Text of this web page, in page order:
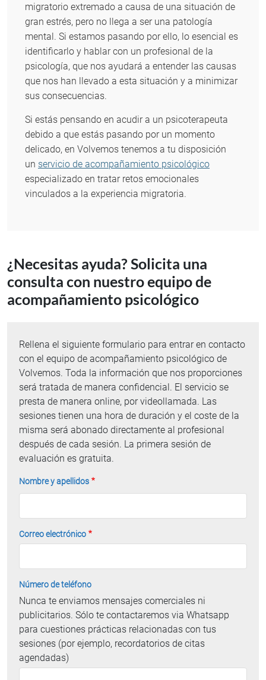
migratorio extremado a causa de una situación de
gran estrés, pero no llega a ser una patología
mental. Si estamos pasando por ello, lo esencial es
identificarlo y hablar con un profesional de la
psicología, que nos ayudará a entender las causas
que nos han llevado a esta situación y a minimizar
sus consecuencias.
Si estás pensando en acudir a un psicoterapeuta
debido a que estás pasando por un momento
delicado, en Volvemos tenemos a tu disposición
un servicio de acompañamiento psicológico
especializado en tratar retos emocionales
vinculados a la experiencia migratoria.
¿Necesitas ayuda? Solicita una
consulta con nuestro equipo de
acompañamiento psicológico
Rellena el siguiente formulario para entrar en contacto
con el equipo de acompañamiento psicológico de
Volvemos. Toda la información que nos proporciones
será tratada de manera confidencial. El servicio se
presta de manera online, por videollamada. Las
sesiones tienen una hora de duración y el coste de la
misma será abonado directamente al profesional
después de cada sesión. La primera sesión de
evaluación es gratuita.
Nombre y apellidos
Correo electrónico
Número de teléfono
Nunca te enviamos mensajes comerciales ni
publicitarios. Sólo te contactaremos via Whatsapp
para cuestiones prácticas relacionadas con tus
sesiones (por ejemplo, recordatorios de citas
agendadas)